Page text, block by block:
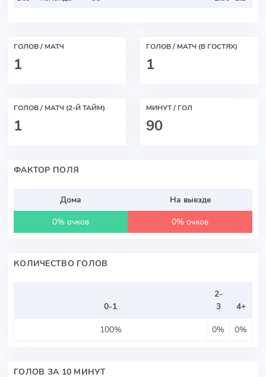
ГОЛОВ / МАТЧ
1
ГОЛОВ / МАТЧ (В ГОСТЯХ)
1
ГОЛОВ / МАТЧ (2-Й ТАЙМ)
1
МИНУТ / ГОЛ
90
ФАКТОР ПОЛЯ
Дома
На выезде
0% очков
0% очков
КОЛИЧЕСТВО ГОЛОВ
0-1
2-
3
4+
100%
0% 0%
ГОЛОВ ЗА 10 МИНУТ